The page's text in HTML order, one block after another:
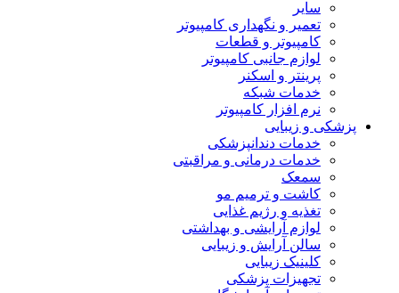
سایر
تعمیر و نگهداری کامپیوتر
کامپیوتر و قطعات
لوازم جانبی کامپیوتر
پرینتر و اسکنر
خدمات شبکه
نرم افزار کامپیوتر
پزشکی و زیبایی
خدمات دندانپزشکی
خدمات درمانی و مراقبتی
سمعک
کاشت و ترمیم مو
تغذیه و رژیم غذایی
لوازم آرایشی و بهداشتی
سالن آرایش و زیبایی
کلینیک زیبایی
تجهیزات پزشکی